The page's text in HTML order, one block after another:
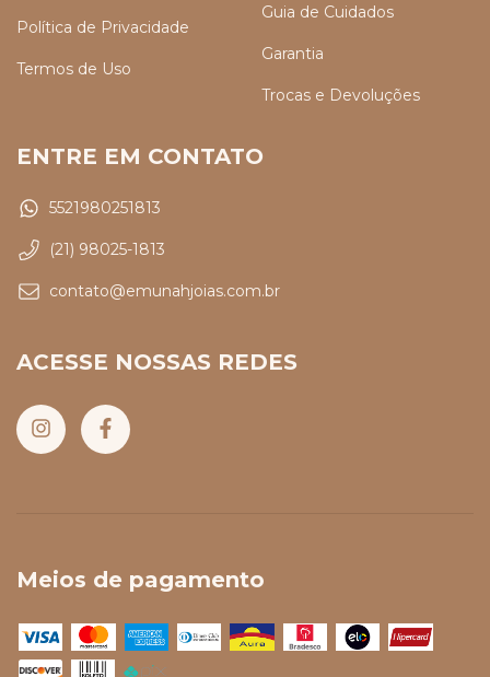
Política de Privacidade
Termos de Uso
Guia de Cuidados
Garantia
Trocas e Devoluções
ENTRE EM CONTATO
5521980251813
(21) 98025-1813
contato@emunahjoias.com.br
ACESSE NOSSAS REDES
Meios de pagamento